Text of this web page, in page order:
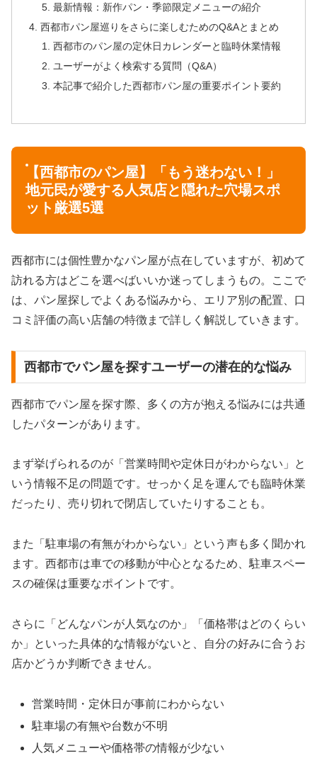
最新情報：新作パン・季節限定メニューの紹介
西都市パン屋巡りをさらに楽しむためのQ&Aとまとめ
西都市のパン屋の定休日カレンダーと臨時休業情報
ユーザーがよく検索する質問（Q&A）
本記事で紹介した西都市パン屋の重要ポイント要約
【西都市のパン屋】「もう迷わない！」
地元民が愛する人気店と隠れた穴場スポ
ット厳選5選
西都市には個性豊かなパン屋が点在していますが、初めて
訪れる方はどこを選べばいいか迷ってしまうもの。ここで
は、パン屋探しでよくある悩みから、エリア別の配置、口
コミ評価の高い店舗の特徴まで詳しく解説していきます。
西都市でパン屋を探すユーザーの潜在的な悩み
西都市でパン屋を探す際、多くの方が抱える悩みには共通
したパターンがあります。
まず挙げられるのが「営業時間や定休日がわからない」と
いう情報不足の問題です。せっかく足を運んでも臨時休業
だったり、売り切れで閉店していたりすることも。
また「駐車場の有無がわからない」という声も多く聞かれ
ます。西都市は車での移動が中心となるため、駐車スペー
スの確保は重要なポイントです。
さらに「どんなパンが人気なのか」「価格帯はどのくらい
か」といった具体的な情報がないと、自分の好みに合うお
店かどうか判断できません。
営業時間・定休日が事前にわからない
駐車場の有無や台数が不明
人気メニューや価格帯の情報が少ない